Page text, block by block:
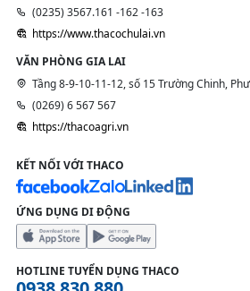
(0235) 3567.161 -162 -163
https://www.thacochulai.vn
VĂN PHÒNG GIA LAI
Tầng 8-9-10-11-12, số 15 Trường Chinh,
(0269) 6 567 567
https://thacoagri.vn
KẾT NỐI VỚI THACO
ỨNG DỤNG DI ĐỘNG
HOTLINE TUYỂN DỤNG THACO